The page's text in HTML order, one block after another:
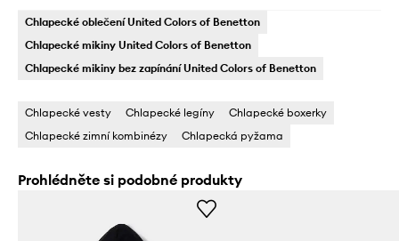
Chlapecké oblečení United Colors of Benetton
Chlapecké mikiny United Colors of Benetton
Chlapecké mikiny bez zapínání United Colors of Benetton
Chlapecké vesty Chlapecké legíny
Chlapecké boxerky
Chlapecké zimní kombinézy
Chlapecká pyžama
Prohlédněte si podobné produkty